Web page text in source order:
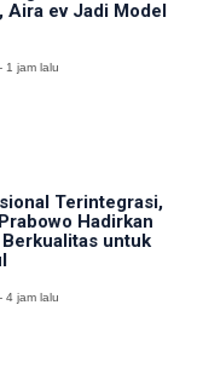
Aira ev Jadi Model
1 jam lalu
Terintegrasi,
Hadirkan
untuk
4 jam lalu